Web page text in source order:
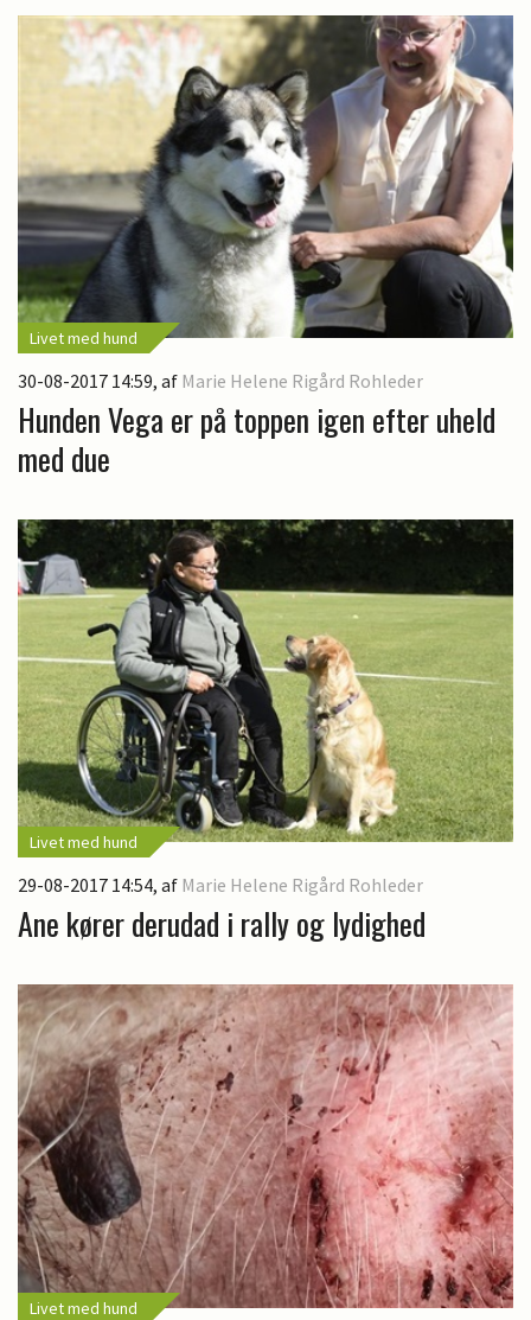
Livet med hund
30-08-2017 14:59, af Marie Helene Rigård Rohleder
Hunden Vega er på toppen igen efter uheld
med due
Livet med hund
29-08-2017 14:54, af Marie Helene Rigård Rohleder
Ane kører derudad i rally og lydighed
Livet med hund